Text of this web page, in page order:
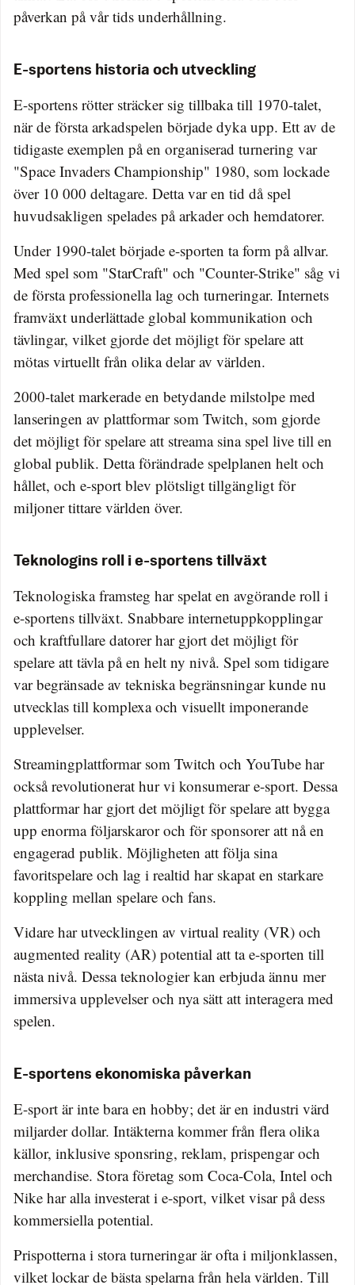
påverkan på vår tids underhållning.
E-sportens historia och utveckling
E-sportens rötter sträcker sig tillbaka till 1970-talet,
när de första arkadspelen började dyka upp. Ett av de
tidigaste exemplen på en organiserad turnering var
"Space Invaders Championship" 1980, som lockade
över 10 000 deltagare. Detta var en tid då spel
huvudsakligen spelades på arkader och hemdatorer.
Under 1990-talet började e-sporten ta form på allvar.
Med spel som "StarCraft" och "Counter-Strike" såg vi
de första professionella lag och turneringar. Internets
framväxt underlättade global kommunikation och
tävlingar, vilket gjorde det möjligt för spelare att
mötas virtuellt från olika delar av världen.
2000-talet markerade en betydande milstolpe med
lanseringen av plattformar som Twitch, som gjorde
det möjligt för spelare att streama sina spel live till en
global publik. Detta förändrade spelplanen helt och
hållet, och e-sport blev plötsligt tillgängligt för
miljoner tittare världen över.
Teknologins roll i e-sportens tillväxt
Teknologiska framsteg har spelat en avgörande roll i
e-sportens tillväxt. Snabbare internetuppkopplingar
och kraftfullare datorer har gjort det möjligt för
spelare att tävla på en helt ny nivå. Spel som tidigare
var begränsade av tekniska begränsningar kunde nu
utvecklas till komplexa och visuellt imponerande
upplevelser.
Streamingplattformar som Twitch och YouTube har
också revolutionerat hur vi konsumerar e-sport. Dessa
plattformar har gjort det möjligt för spelare att bygga
upp enorma följarskaror och för sponsorer att nå en
engagerad publik. Möjligheten att följa sina
favoritspelare och lag i realtid har skapat en starkare
koppling mellan spelare och fans.
Vidare har utvecklingen av virtual reality (VR) och
augmented reality (AR) potential att ta e-sporten till
nästa nivå. Dessa teknologier kan erbjuda ännu mer
immersiva upplevelser och nya sätt att interagera med
spelen.
E-sportens ekonomiska påverkan
E-sport är inte bara en hobby; det är en industri värd
miljarder dollar. Intäkterna kommer från flera olika
källor, inklusive sponsring, reklam, prispengar och
merchandise. Stora företag som Coca-Cola, Intel och
Nike har alla investerat i e-sport, vilket visar på dess
kommersiella potential.
Prispotterna i stora turneringar är ofta i miljonklassen,
vilket lockar de bästa spelarna från hela världen. Till